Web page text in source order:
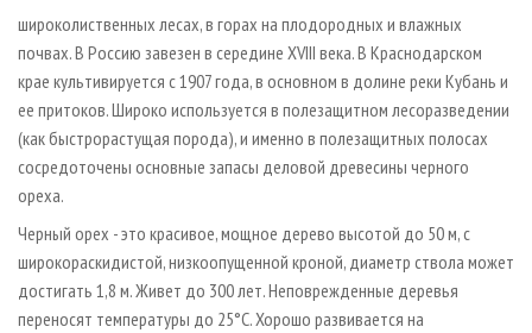
широколиственных лесах, в горах на плодородных и влажных
почвах. В Россию завезен в середине XVIII века. В Краснодарском
крае культивируется с 1907 года, в основном в долине реки Кубань и
ее притоков. Широко используется в полезащитном лесоразведении
(как быстрорастущая порода), и именно в полезащитных полосах
сосредоточены основные запасы деловой древесины черного
ореха.
Черный орех - это красивое, мощное дерево высотой до 50 м, с
широкораскидистой, низкоопущенной кроной, диаметр ствола может
достигать 1,8 м. Живет до 300 лет. Неповрежденные деревья
переносят температуры до ­25°С. Хорошо развивается на